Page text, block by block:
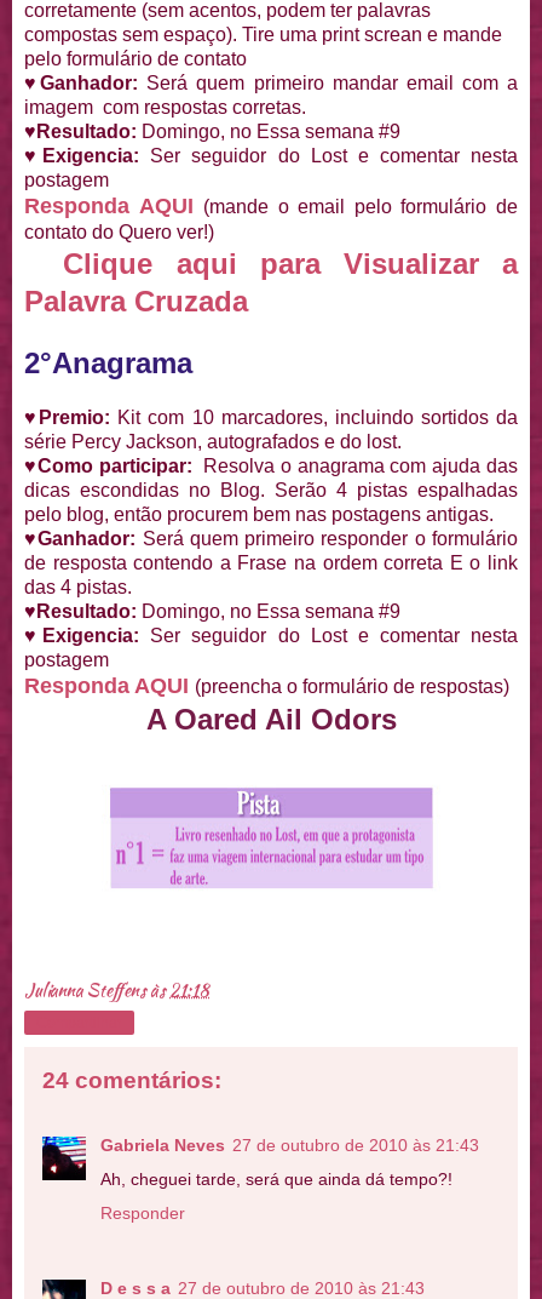
corretamente (sem acentos, podem ter palavras
compostas sem espaço). Tire uma print screan e mande
pelo formulário de contato
♥Ganhador: Será quem primeiro mandar email com a
imagem com respostas corretas.
♥Resultado: Domingo, no Essa semana #9
♥Exigencia: Ser seguidor do Lost e comentar nesta
postagem
Responda AQUI (mande o email pelo formulário de
contato do Quero ver!)
Clique aqui para Visualizar a
Palavra Cruzada
2°Anagrama
♥Premio: Kit com 10 marcadores, incluindo sortidos da
série Percy Jackson, autografados e do lost.
♥Como participar:
Resolva o anagrama com ajuda das
dicas escondidas no Blog. Serão 4 pistas espalhadas
pelo blog, então procurem bem nas postagens antigas.
♥Ganhador: Será quem primeiro responder o formulário
de resposta contendo a Frase na ordem correta E o link
das 4 pistas.
♥Resultado: Domingo, no Essa semana #9
♥Exigencia: Ser seguidor do Lost e comentar nesta
postagem
Responda AQUI (preencha o formulário de respostas)
A Oared Ail Odors
Julianna Steffensàs21:18
24 comentários:
Gabriela Neves 27 de outubro de 2010 às 21:43
Ah, cheguei tarde, será que ainda dá tempo?!
Responder
D e s s a 27 de outubro de 2010 às 21:43